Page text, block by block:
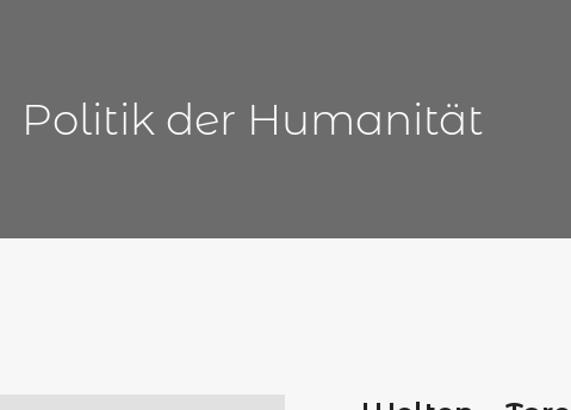
Politik der Humanität